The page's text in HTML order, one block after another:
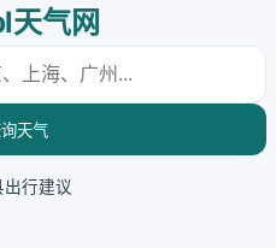
天气网
天气
出行建议